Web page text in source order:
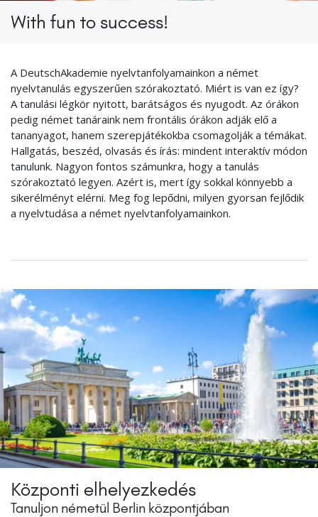
With fun to success!
A DeutschAkademie nyelvtanfolyamainkon a német
nyelvtanulás egyszerűen szórakoztató. Miért is van ez így?
A tanulási légkör nyitott, barátságos és nyugodt. Az órákon
pedig német tanáraink nem frontális órákon adják elő a
tananyagot, hanem szerepjátékokba csomagolják a témákat.
Hallgatás, beszéd, olvasás és írás: mindent interaktív módon
tanulunk. Nagyon fontos számunkra, hogy a tanulás
szórakoztató legyen. Azért is, mert így sokkal könnyebb a
sikerélményt elérni. Meg fog lepődni, milyen gyorsan fejlődik
a nyelvtudása a német nyelvtanfolyamainkon.
Központi elhelyezkedés
Tanuljon németül Berlin központjában